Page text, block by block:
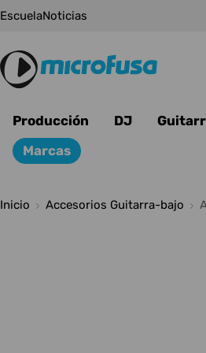
Saltar
EscuelaNoticias
Producción DJ
Marcas
Inicio Accesorios Guitarra-bajo